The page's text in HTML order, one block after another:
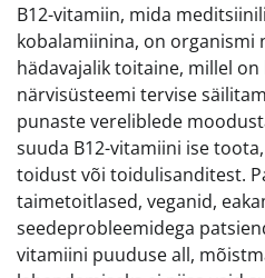
B12-vitamiin, mida
kobalamiinina, on organismi
hädavajalik toitaine, millel
närvisüsteemi tervise
punaste vereliblede
suuda B12-vitamiini ise
toidust või toidulisanditest.
taimetoitlased, veganid,
seedeprobleemidega
vitamiini puuduse all,